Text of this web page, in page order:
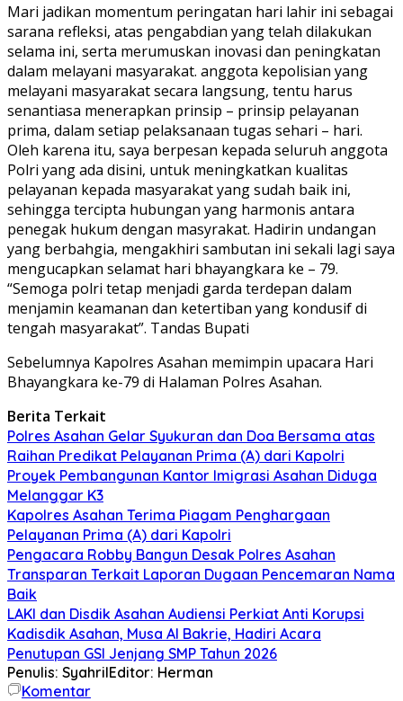
Mari jadikan momentum peringatan hari lahir ini sebagai
sarana refleksi, atas pengabdian yang telah dilakukan
selama ini, serta merumuskan inovasi dan peningkatan
dalam melayani masyarakat. anggota kepolisian yang
melayani masyarakat secara langsung, tentu harus
senantiasa menerapkan prinsip – prinsip pelayanan
prima, dalam setiap pelaksanaan tugas sehari – hari.
Oleh karena itu, saya berpesan kepada seluruh anggota
Polri yang ada disini, untuk meningkatkan kualitas
pelayanan kepada masyarakat yang sudah baik ini,
sehingga tercipta hubungan yang harmonis antara
penegak hukum dengan masyrakat. Hadirin undangan
yang berbahgia, mengakhiri sambutan ini sekali lagi saya
mengucapkan selamat hari bhayangkara ke – 79.
“Semoga polri tetap menjadi garda terdepan dalam
menjamin keamanan dan ketertiban yang kondusif di
tengah masyarakat”. Tandas Bupati
Sebelumnya Kapolres Asahan memimpin upacara Hari
Bhayangkara ke-79 di Halaman Polres Asahan.
Berita Terkait
Polres Asahan Gelar Syukuran dan Doa Bersama atas
Raihan Predikat Pelayanan Prima (A) dari Kapolri
Proyek Pembangunan Kantor Imigrasi Asahan Diduga
Melanggar K3
Kapolres Asahan Terima Piagam Penghargaan
Pelayanan Prima (A) dari Kapolri
Pengacara Robby Bangun Desak Polres Asahan
Transparan Terkait Laporan Dugaan Pencemaran Nama
Baik
LAKI dan Disdik Asahan Audiensi Perkiat Anti Korupsi
Kadisdik Asahan, Musa Al Bakrie, Hadiri Acara
Penutupan GSI Jenjang SMP Tahun 2026
Penulis: SyahrilEditor: Herman
Komentar